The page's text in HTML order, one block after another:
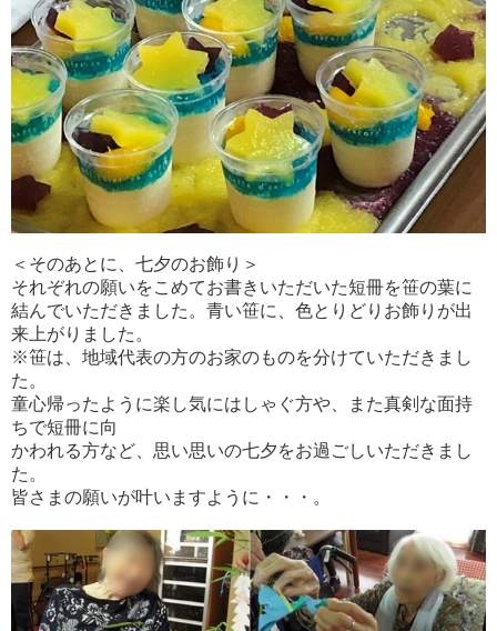
＜そのあとに、七夕のお飾り＞
それぞれの願いをこめてお書きいただいた短冊を笹の葉に
結んでいただきました。青い笹に、色とりどりお飾りが出
来上がりました。
※笹は、地域代表の方のお家のものを分けていただきまし
た。
童心帰ったように楽し気にはしゃぐ方や、また真剣な面持
ちで短冊に向
かわれる方など、思い思いの七夕をお過ごしいただきまし
た。
皆さまの願いが叶いますように・・・。